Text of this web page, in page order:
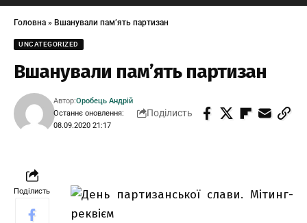
Головна » Вшанували пам’ять партизан
UNCATEGORIZED
Вшанували пам’ять партизан
Останнє оновлення:
08.09.2020 21:17
Автор:Оробець Андрій
Поділисть
Поділисть